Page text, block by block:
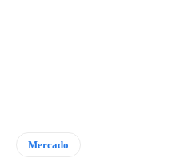
Mercado